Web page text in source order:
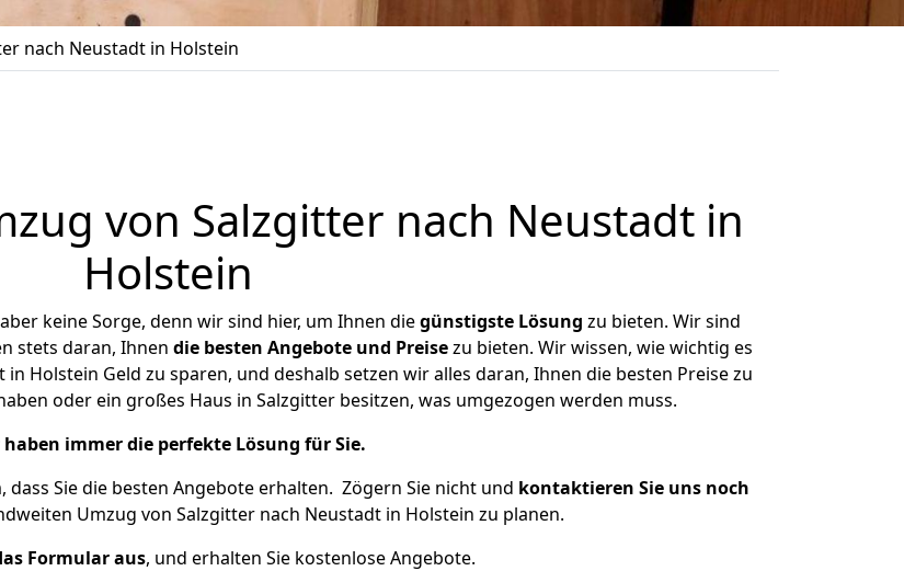
nach Neustadt in Holstein
von Salzgitter nach Neustadt in
Holstein
keine Sorge, denn wir sind hier, um Ihnen diegünstigste Lösung zu bieten. Wir sind
stets daran, Ihnen die besten Angebote und Preisezu bieten. Wir wissen, wie wichtig es
Holstein Geld zu sparen, und deshalb setzen wir alles daran, Ihnen die besten Preise zu
oder ein großes Haus in Salzgitter besitzen, was umgezogen werden muss.
haben immer die perfekte Lösung für Sie.
Sie die besten Angebote erhalten. Zögern Sie nicht und kontaktieren Sie uns noch
Umzug von Salzgitter nach Neustadt in Holstein zu planen.
Formular aus, und erhalten Sie kostenlose Angebote.